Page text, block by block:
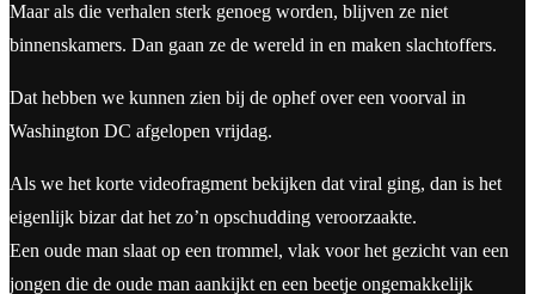
Maar als die verhalen sterk genoeg worden, blijven ze niet
binnenskamers. Dan gaan ze de wereld in en maken slachtoffers.
Dat hebben we kunnen zien bij de ophef over een voorval in
Washington DC afgelopen vrijdag.
Als we het korte videofragment bekijken dat viral ging, dan is het
eigenlijk bizar dat het zo’n opschudding veroorzaakte.
Een oude man slaat op een trommel, vlak voor het gezicht van een
jongen die de oude man aankijkt en een beetje ongemakkelijk